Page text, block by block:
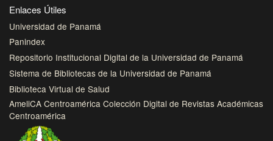
Enlaces Útiles
Universidad de Panamá
Panindex
Repositorio Institucional Digital de la Universidad de Panamá
Sistema de Bibliotecas de la Universidad de Panamá
Biblioteca Virtual de Salud
AmeliCA Centroamérica Colección Digital de Revistas Académicas
Centroamérica